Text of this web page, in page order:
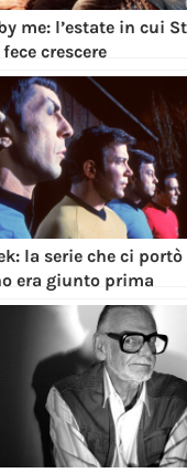
me: l’estate in cui
crescere
la serie che ci portò
era giunto prima